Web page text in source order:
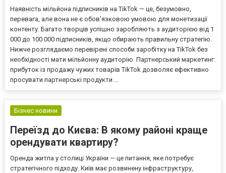
Наявність мільйона підписників на TikTok — це, безумовно,
перевага, але вона не є обов’язковою умовою для монетизації
контенту. Багато творців успішно заробляють з аудиторією від 1
000 до 100 000 підписників, якщо обирають правильну стратегію.
Нижче розглядаємо перевірені способи заробітку на TikTok без
необхідності мати мільйонну аудиторію. Партнерський маркетинг:
прибуток із продажу чужих товарів TikTok дозволяє ефективно
просувати партнерські продукти....
Бізнес новини
Переїзд до Києва: В якому районі краще
орендувати квартиру?
Оренда житла у столиці України — це питання, яке потребує
стратегічного підходу. Київ має розвинену інфраструктуру,